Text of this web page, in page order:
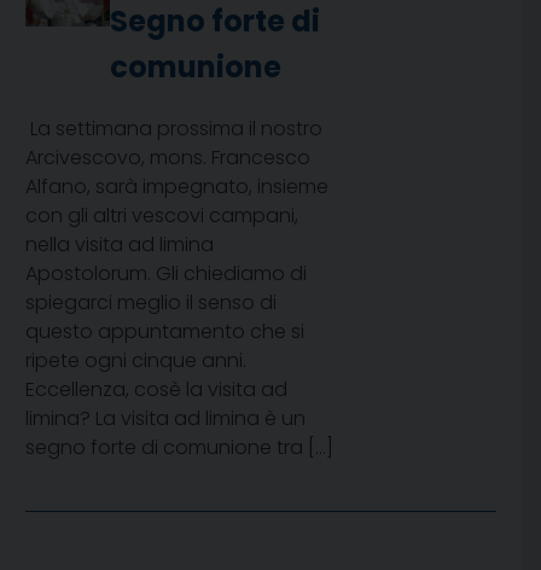
Segno forte di
comunione
La settimana prossima il nostro
Arcivescovo, mons. Francesco
Alfano, sarà impegnato, insieme
con gli altri vescovi campani,
nella visita ad limina
Apostolorum. Gli chiediamo di
spiegarci meglio il senso di
questo appuntamento che si
ripete ogni cinque anni.
Eccellenza, cosè la visita ad
limina? La visita ad limina è un
segno forte di comunione tra […]